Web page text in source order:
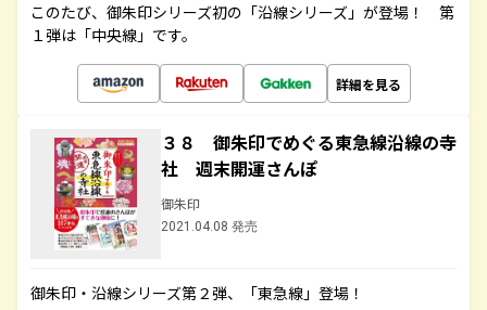
このたび、御朱印シリーズ初の「沿線シリーズ」が登場！ 第
１弾は「中央線」です。
詳細を見る
３８ 御朱印でめぐる東急線沿線の寺
社 週末開運さんぽ
御朱印
2021.04.08 発売
御朱印・沿線シリーズ第２弾、「東急線」登場！